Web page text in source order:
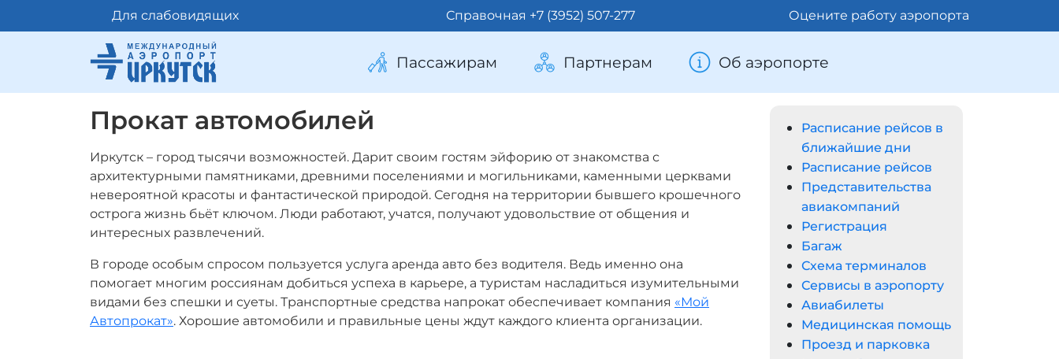
Для слабовидящих Справочная +7 (3952) 507-277 Оцените работу аэропорта
Пассажирам Партнерам Об аэропорте
Прокат автомобилей
Иркутск – город тысячи возможностей. Дарит своим гостям эйфорию от знакомства с
архитектурными памятниками, древними поселениями и могильниками, каменными церквами
невероятной красоты и фантастической природой. Сегодня на территории бывшего крошечного
острога жизнь бьёт ключом. Люди работают, учатся, получают удовольствие от общения и
интересных развлечений.
В городе особым спросом пользуется услуга аренда авто без водителя. Ведь именно она
помогает многим россиянам добиться успеха в карьере, а туристам насладиться изумительными
видами без спешки и суеты. Транспортные средства напрокат обеспечивает компания «Мой
Автопрокат». Хорошие автомобили и правильные цены ждут каждого клиента организации.
Расписание рейсов в
ближайшие дни
Расписание рейсов
Представительства
авиакомпаний
Регистрация
Багаж
Схема терминалов
Сервисы в аэропорту
Авиабилеты
Медицинская помощь
Проезд и парковка